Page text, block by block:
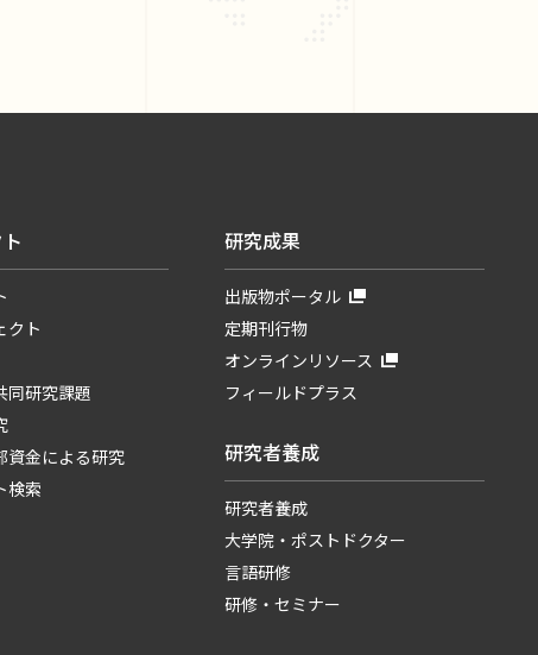
クト
同研究課題
資金による研究
検索
研究成果
出版物ポータル
定期刊行物
オンラインリソース
フィールドプラス
研究者養成
研究者養成
大学院・ポストドクター
言語研修
研修・セミナー